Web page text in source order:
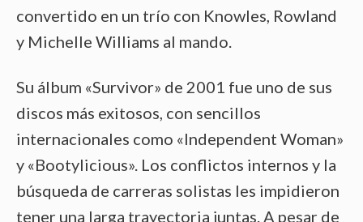
convertido en un trío con Knowles, Rowland
y Michelle Williams al mando.
Su álbum «Survivor» de 2001 fue uno de sus
discos más exitosos, con sencillos
internacionales como «Independent Woman»
y «Bootylicious». Los conflictos internos y la
búsqueda de carreras solistas les impidieron
tener una larga trayectoria juntas. A pesar de